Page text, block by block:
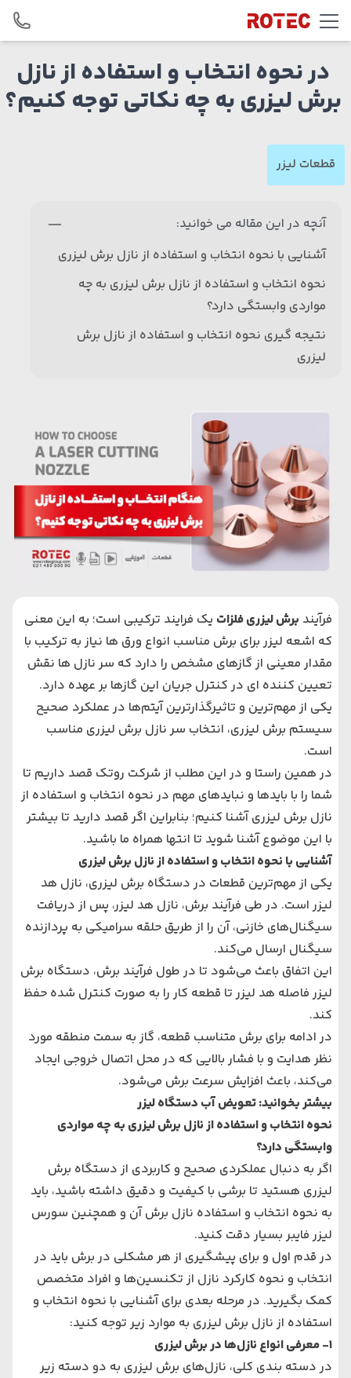
Skip to content
در نحوه انتخاب و استفاده از نازل
برش لیزری به چه نکاتی توجه کنیم؟
قطعات لیزر
آنچه در این مقاله می خوانید:
آشنایی با نحوه انتخاب و استفاده از نازل برش لیزری
نحوه انتخاب و استفاده از نازل برش لیزری به چه
مواردی وابستگی دارد؟
نتیجه گیری نحوه انتخاب و استفاده از نازل برش
لیزری
فرآیند برش لیزری فلزات یک فرایند ترکیبی است؛ به این معنی
که اشعه لیزر برای برش مناسب انواع ورق ها نیاز به ترکیب با
مقدار معینی از گازهای مشخص را دارد که سر نازل ها نقش
تعیین کننده ای در کنترل جریان این گازها بر عهده دارد.
یکی از مهم‌ترین و تاثیرگذارترین آیتم‌ها در عملکرد صحیح
سیستم برش لیزری، انتخاب سر نازل برش لیزری مناسب
است.
در همین راستا و در این مطلب از شرکت روتک قصد داریم تا
شما را با بایدها و نبایدهای مهم در نحوه انتخاب و استفاده از
نازل برش لیزری آشنا کنیم؛ بنابراین اگر قصد دارید تا بیشتر
با این موضوع آشنا شوید تا انتها همراه ما باشید.
آشنایی با نحوه انتخاب و استفاده از نازل برش لیزری
یکی از مهم‌ترین قطعات دردستگاه برش لیزری، نازل هد
لیزر است. در طی فرآیند برش، نازل هد لیزر، پس از دریافت
سیگنال‌های خازنی، آن را از طریق حلقه سرامیکی به پردازنده
سیگنال ارسال می‌کند.
این اتفاق باعث می‌شود تا در طول فرآیند برش، دستگاه برش
لیزر فاصله هد لیزر تا قطعه کار را به صورت کنترل شده حفظ
کند.
در ادامه برای برش متناسب قطعه، گاز به سمت منطقه مورد
نظر هدایت و با فشار بالایی که در محل اتصال خروجی ایجاد
می‌کند، باعث افزایش سرعت برش می‌شود.
بیشتر بخوانید:تعویض آب دستگاه لیزر
نحوه انتخاب و استفاده از نازل برش لیزری به چه مواردی
وابستگی دارد؟
اگر به دنبال عملکردی صحیح و کاربردی از دستگاه برش
لیزری هستید تا برشی با کیفیت و دقیق داشته باشید، باید
به نحوه انتخاب و استفاده نازل برش آن و همچنین سورس
لیزر فایبربسیار دقت کنید.
در قدم اول و برای پیشگیری از هر مشکلی در برش باید در
انتخاب و نحوه کارکرد نازل از تکنسین‌ها و افراد متخصص
کمک بگیرید. در مرحله بعدی برای آشنایی با نحوه انتخاب و
استفاده از نازل برش لیزری به موارد زیر توجه کنید:
1- معرفی انواع نازل‌ها در برش لیزری
در دسته بندی کلی، نازل‌های برش لیزری به دو دسته زیر